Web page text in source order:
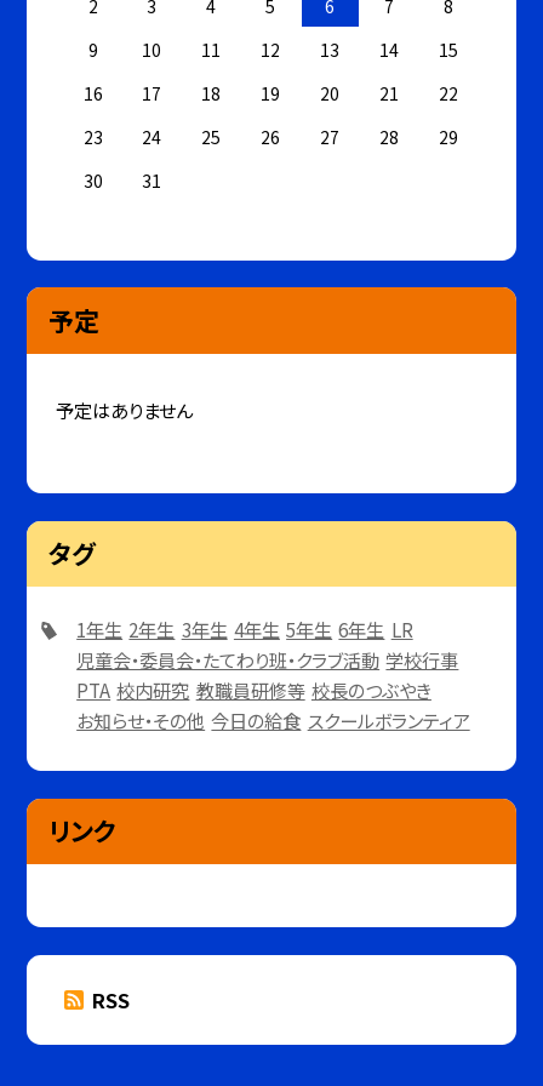
2 3 4 5 6 7
8
9
10 11 12 13 14
15
16
17 18 19 20 21
22
23
24 25 26 27 28
29
30
31
予定
予定はありません
タグ
1年生 2年生 3年生 4年生 5年生 6年生 LR
児童会・委員会・たてわり班・クラブ活動 学校行事
PTA 校内研究 教職員研修等 校長のつぶやき
お知らせ・その他 今日の給食 スクールボランティア
リンク
RSS